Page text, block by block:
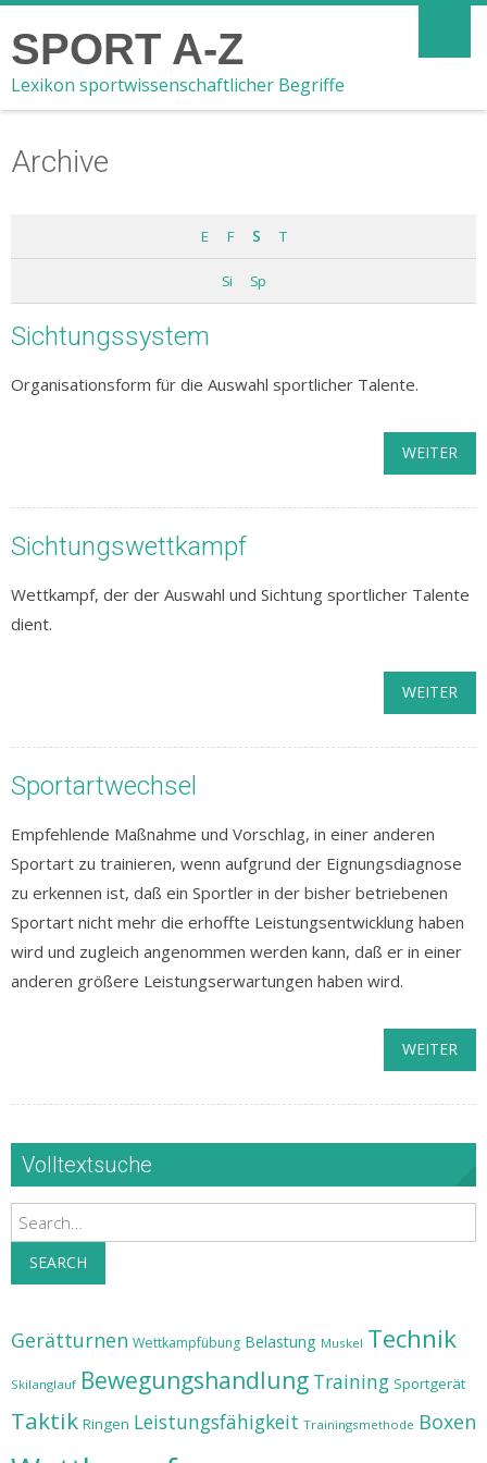
SPORT A-Z
Lexikon sportwissenschaftlicher Begriffe
Archive
E F S T
Si Sp
Sichtungssystem
Organisationsform für die Auswahl sportlicher Talente.
WEITER
Sichtungswettkampf
Wettkampf, der der Auswahl und Sichtung sportlicher Talente
dient.
WEITER
Sportartwechsel
Empfehlende Maßnahme und Vorschlag, in einer anderen
Sportart zu trainieren, wenn aufgrund der Eignungsdiagnose
zu erkennen ist, daß ein Sportler in der bisher betriebenen
Sportart nicht mehr die erhoffte Leistungsentwicklung haben
wird und zugleich angenommen werden kann, daß er in einer
anderen größere Leistungserwartungen haben wird.
WEITER
Volltextsuche
Search
SEARCH
Gerätturnen Wettkampfübung Belastung Muskel Technik
Skilanglauf Bewegungshandlung Training Sportgerät
Taktik Ringen Leistungsfähigkeit Trainingsmethode Boxen